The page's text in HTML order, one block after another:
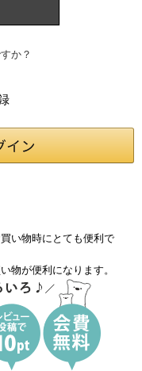
か？
い物時にとても便利で
物が便利になります。